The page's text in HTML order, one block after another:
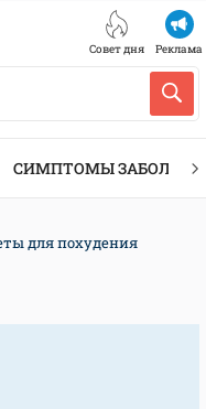
Совет дня Реклама
СИМПТОМЫ
для похудения